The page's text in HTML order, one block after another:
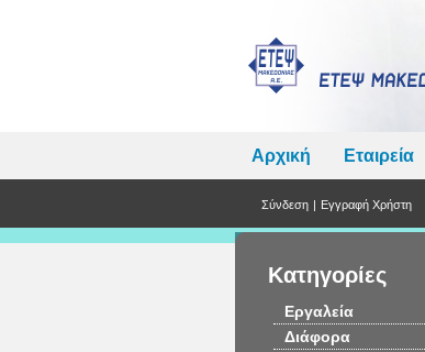
Αρχική Εταιρεία
Σύνδεση | Εγγραφή Χρήστη
Κατηγορίες
Εργαλεία
Διάφορα